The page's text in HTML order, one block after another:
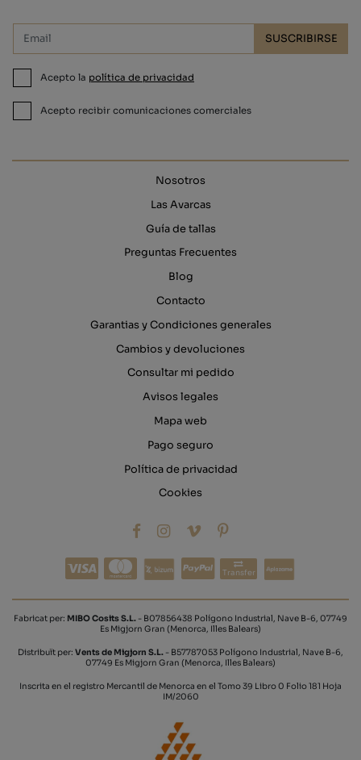
SUSCRIBIRSE
Acepto la política de privacidad
Acepto recibir comunicaciones comerciales
Nosotros
Las Avarcas
Guía de tallas
Preguntas Frecuentes
Blog
Contacto
Garantias y Condiciones generales
Cambios y devoluciones
Consultar mi pedido
Avisos legales
Mapa web
Pago seguro
Política de privacidad
Cookies
Transfer
Fabricat per: MIBO Cosits S.L. - B07856438 Polígono Industrial, Nave B-6, 07749
Es Migjorn Gran (Menorca, Illes Balears)
Distribuït per: Vents de Migjorn S.L. - B57787053 Polígono Industrial, Nave B-6,
07749 Es Migjorn Gran (Menorca, Illes Balears)
Inscrita en el registro Mercantil de Menorca en el Tomo 39 Libro 0 Folio 181 Hoja
IM/2060